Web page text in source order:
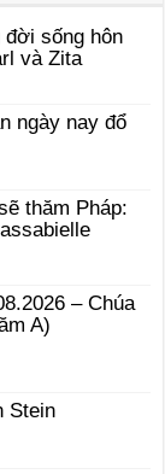
đời sống hôn
và Zita
ngày nay đổ
thăm Pháp:
– Chúa
A)
Stein